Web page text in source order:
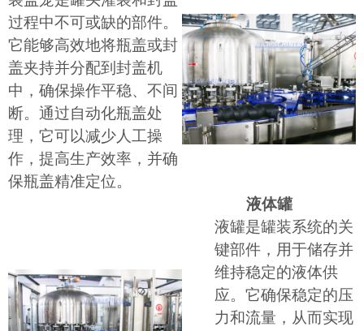
过程中不可或缺的部件。
它能够高效地将瓶盖或封
盖夹持并分配到封盖机
中，确保操作平稳、不间
断。通过自动化瓶盖处
理，它可以减少人工操
作，提高生产效率，并确
保瓶盖精准定位。
液体罐
液罐是罐装系统的关
键部件，用于储存并
维持稳定的液体供
应。它确保稳定的压
力和流量，从而实现